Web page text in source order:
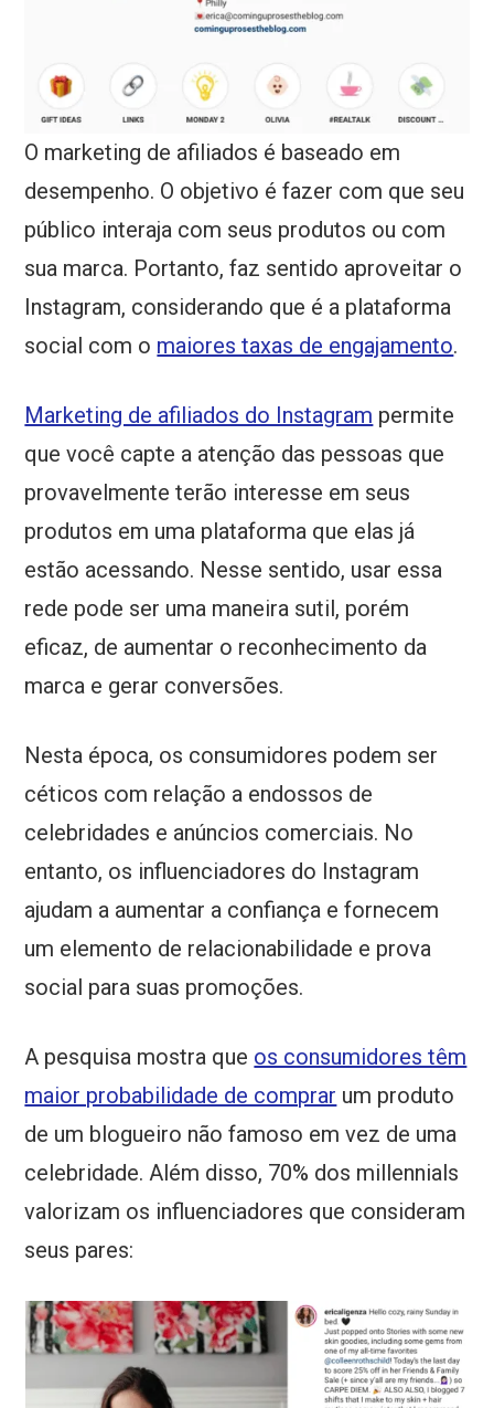
O marketing de afiliados é baseado em
desempenho. O objetivo é fazer com que seu
público interaja com seus produtos ou com
sua marca. Portanto, faz sentido aproveitar o
Instagram, considerando que é a plataforma
social com o maiores taxas de engajamento.
Marketing de afiliados do Instagram permite
que você capte a atenção das pessoas que
provavelmente terão interesse em seus
produtos em uma plataforma que elas já
estão acessando. Nesse sentido, usar essa
rede pode ser uma maneira sutil, porém
eficaz, de aumentar o reconhecimento da
marca e gerar conversões.
Nesta época, os consumidores podem ser
céticos com relação a endossos de
celebridades e anúncios comerciais. No
entanto, os influenciadores do Instagram
ajudam a aumentar a confiança e fornecem
um elemento de relacionabilidade e prova
social para suas promoções.
A pesquisa mostra que os consumidores têm
maior probabilidade de comprar um produto
de um blogueiro não famoso em vez de uma
celebridade. Além disso, 70% dos millennials
valorizam os influenciadores que consideram
seus pares: